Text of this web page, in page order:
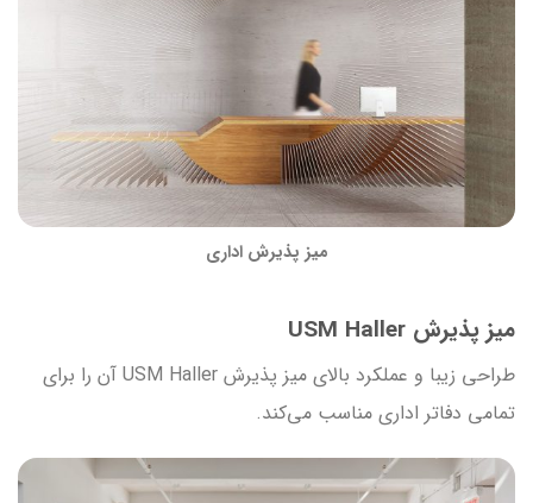
میز پذیرش اداری
میز پذیرش USM Haller
طراحی زیبا و عملکرد بالای میز پذیرش USM Haller آن را برای
تمامی دفاتر اداری مناسب می‌کند.